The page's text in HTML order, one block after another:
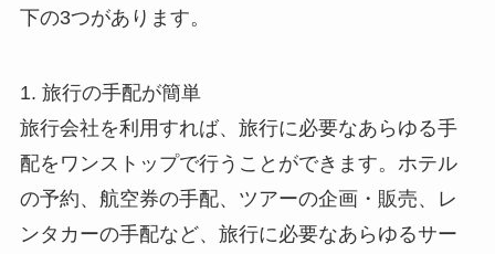
下の3つがあります。
1. 旅行の手配が簡単
旅行会社を利用すれば、旅行に必要なあらゆる手
配をワンストップで行うことができます。ホテル
の予約、航空券の手配、ツアーの企画・販売、レ
ンタカーの手配など、旅行に必要なあらゆるサー